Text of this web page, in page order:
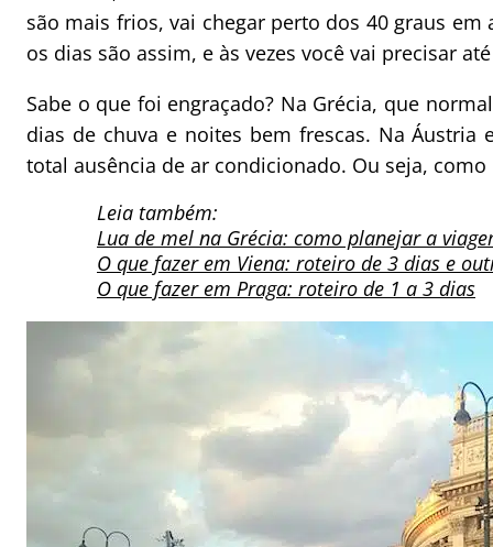
são mais frios, vai chegar perto dos 40 graus
os dias são assim, e às vezes você vai precisar
Sabe o que foi engraçado? Na Grécia, que
dias de chuva e noites bem frescas. Na Áustria
total ausência de ar condicionado. Ou seja,
Leia também:
Lua de mel na Grécia: como planejar a
O que fazer em Viena: roteiro de 3 dias e
O que fazer em Praga: roteiro de 1 a 3 dias